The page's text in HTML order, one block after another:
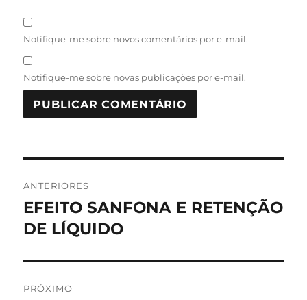
Notifique-me sobre novos comentários por e-mail.
Notifique-me sobre novas publicações por e-mail.
de
Post
ANTERIORES
Post
anterior:
EFEITO SANFONA E RETENÇÃO
DE LÍQUIDO
PRÓXIMO